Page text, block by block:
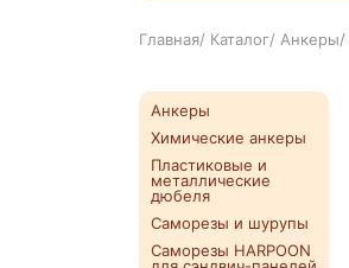
Главная/ Каталог/ Анкеры/
Анкеры
Химические анкеры
Пластиковые и
металлические
дюбеля
Саморезы и шурупы
Саморезы HARPOON